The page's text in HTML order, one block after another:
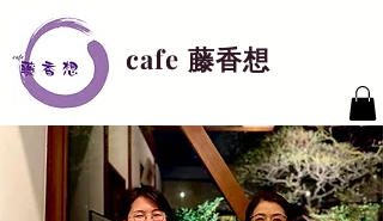
cafe 藤香想